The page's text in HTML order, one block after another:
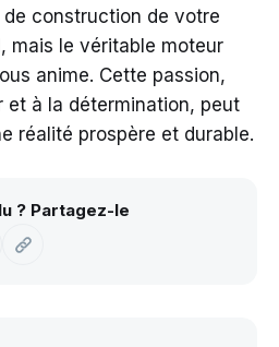
construction de votre
mais le véritable moteur
anime. Cette passion,
et à la détermination, peut
réalité prospère et durable.
? Partagez-le